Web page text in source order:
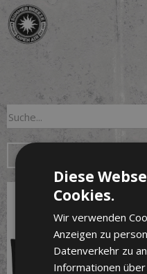
Diese
Cookies.
Wir verwenden
Anzeigen zu
Datenverkehr zu
Informationen